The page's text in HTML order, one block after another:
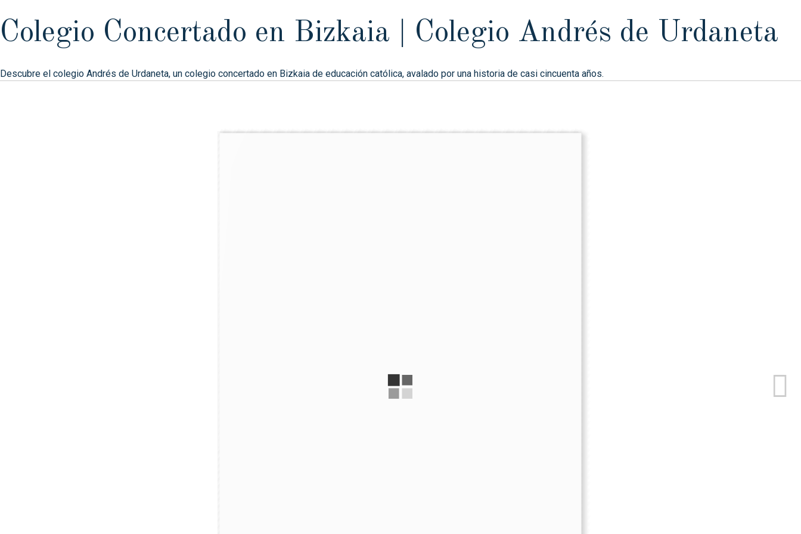
Colegio Concertado en Bizkaia | Colegio Andrés de Urdaneta
Descubre el colegio Andrés de Urdaneta, un colegio concertado en Bizkaia de educación católica, avalado por una historia de casi cincuenta años.